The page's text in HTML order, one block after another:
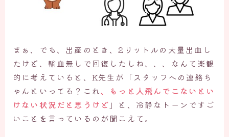
まぁ、でも、出産のとき、2リットルの大量出血し
たけど、輸血無しで回復したしね、、、なんて楽観
的に考えていると、K先生が「スタッフへの連絡ち
ゃんといってる？これ、もっと人飛んでこないとい
けない状況だと思うけど 」と、冷静なトーンですご
いことを言っているのが聞こえて。